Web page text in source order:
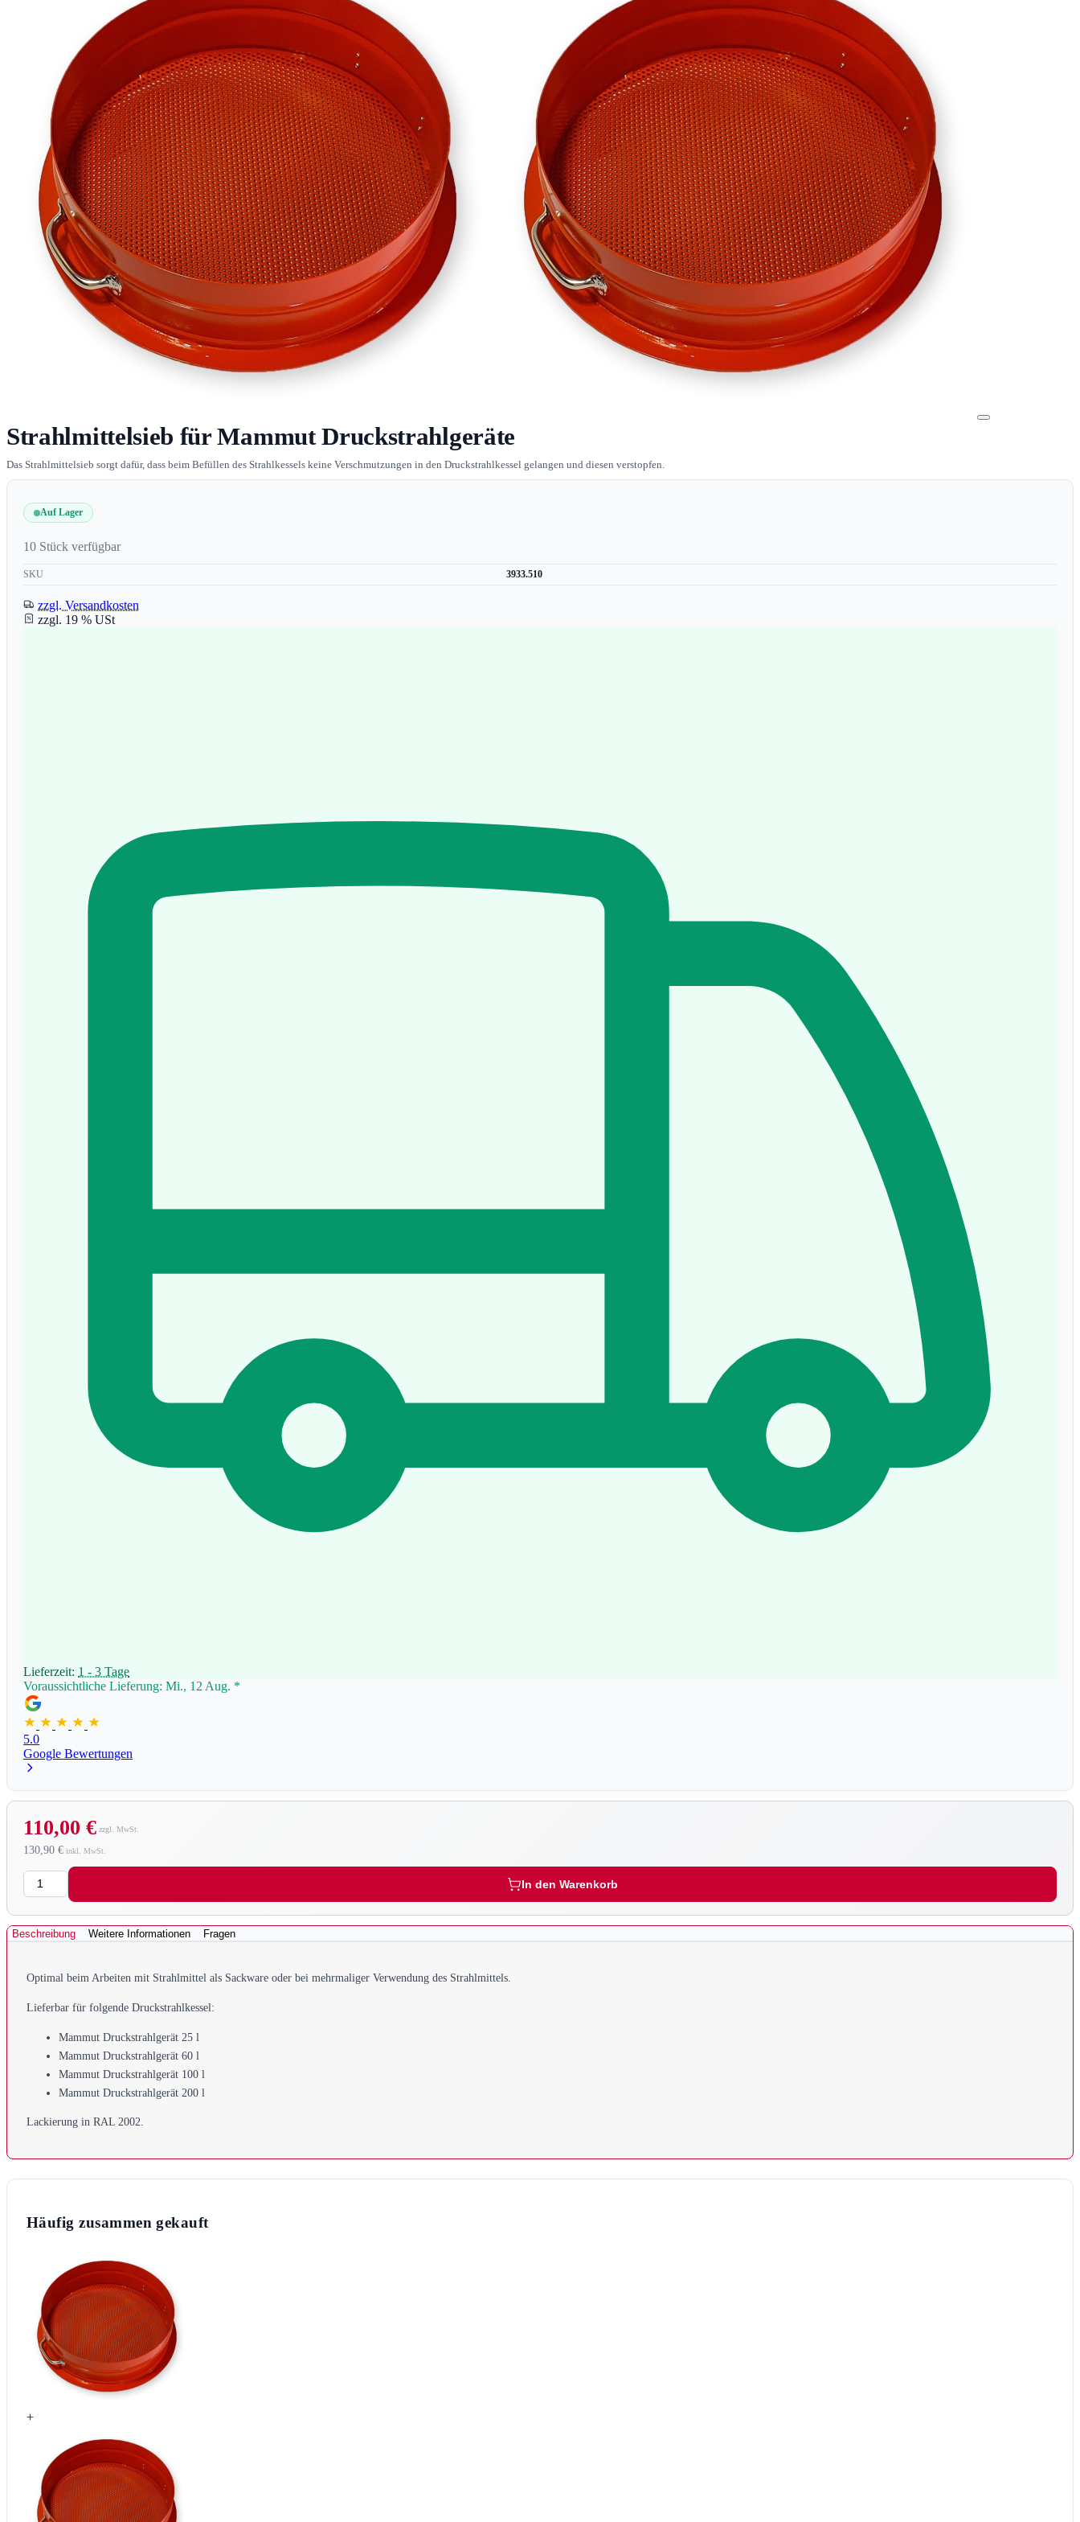
Strahlmittelsieb für Mammut Druckstrahlgeräte
Das Strahlmittelsieb sorgt dafür, dass beim Befüllen des Strahlkessels keine Verschmutzungen in den Druckstrahlkessel gelangen und diesen verstopfen.
Auf Lager
10 Stück verfügbar
SKU 3933.510
zzgl. Versandkosten
zzgl. 19 % USt
Lieferzeit: 1 - 3 Tage
Voraussichtliche Lieferung: Mi., 12 Aug. *
5.0
Google Bewertungen
130,90 €
110,00 €
Menge
In den Warenkorb
Beschreibung Weitere Informationen Fragen
Optimal beim Arbeiten mit Strahlmittel als Sackware oder bei mehrmaliger Verwendung des Strahlmittels.
Lieferbar für folgende Druckstrahlkessel:
Mammut Druckstrahlgerät 25 l
Mammut Druckstrahlgerät 60 l
Mammut Druckstrahlgerät 100 l
Mammut Druckstrahlgerät 200 l
Lackierung in RAL 2002.
Häufig zusammen gekauft
+